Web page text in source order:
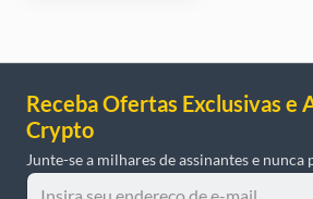
Receba Ofertas Exclusivas e
Crypto
Junte-se a milhares de assinantes e nunca